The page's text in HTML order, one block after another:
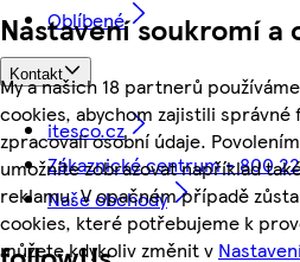
Nastavení soukromí a
My a našich 18 partnerů
cookies, abychom zajistili správné
zpracovali osobní údaje.
umožníte zobrazovat například
reklamu. V opačném případě
cookies, které potřebujeme k
můžete kdykoliv změnit v
Oblíbené
Kontakt
itesco.cz
Zákaznické centrum - 800
Naše obchody